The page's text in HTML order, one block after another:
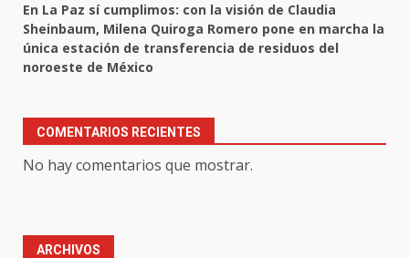
En La Paz sí cumplimos: con la visión de Claudia
Sheinbaum, Milena Quiroga Romero pone en marcha la
única estación de transferencia de residuos del
noroeste de México
COMENTARIOS RECIENTES
No hay comentarios que mostrar.
ARCHIVOS